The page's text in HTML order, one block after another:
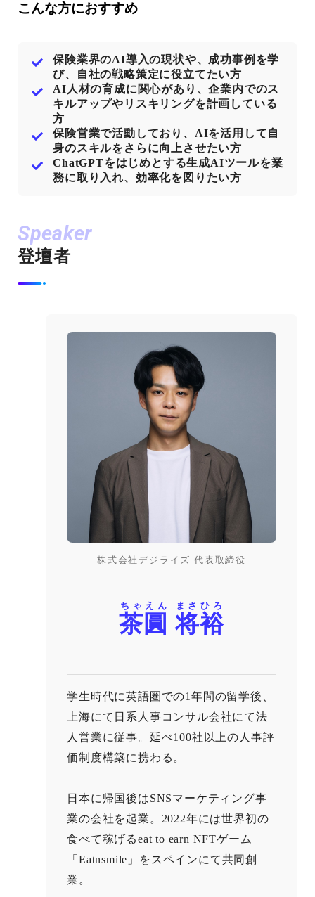
こんな方におすすめ
保険業界のAI導入の現状や、成功事例を学
び、自社の戦略策定に役立てたい方
AI人材の育成に関心があり、企業内でのス
キルアップやリスキリングを計画している
方
保険営業で活動しており、AIを活用して自
身のスキルをさらに向上させたい方
ChatGPTをはじめとする生成AIツールを業
務に取り入れ、効率化を図りたい方
Speaker
登壇者
株式会社デジライズ 代表取締役
茶圓 将裕
ちゃえん まさひろ
学生時代に英語圏での1年間の留学後、
上海にて日系人事コンサル会社にて法
人営業に従事。延べ100社以上の人事評
価制度構築に携わる。
日本に帰国後はSNSマーケティング事
業の会社を起業。2022年には世界初の
食べて稼げるeat to earn NFTゲーム
「Eatnsmile」をスペインにて共同創
業。